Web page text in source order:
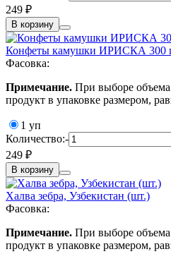
249 ₽
В корзину
Конфеты камушки ИРИСКА 300
Фасовка:
Примечание. При выборе
продукт в упаковке размером,
1 уп
Количество:-
249 ₽
В корзину
Халва зебра, Узбекистан (шт.)
Фасовка:
Примечание. При выборе
продукт в упаковке размером,